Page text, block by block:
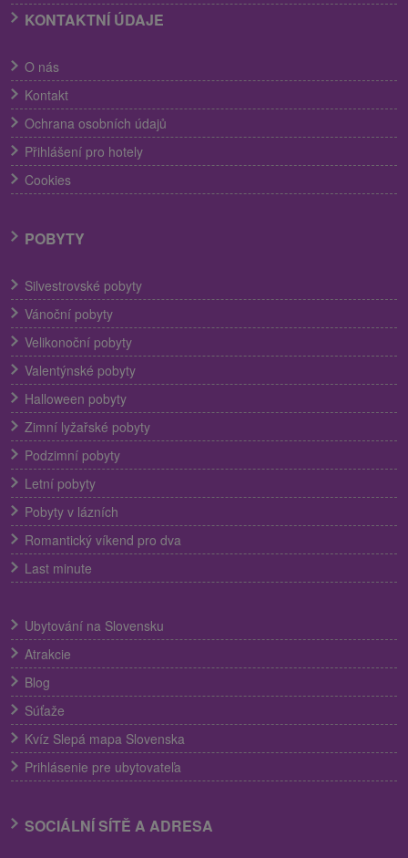
KONTAKTNÍ ÚDAJE
O nás
Kontakt
Ochrana osobních údajů
Přihlášení pro hotely
Cookies
POBYTY
Silvestrovské pobyty
Vánoční pobyty
Velikonoční pobyty
Valentýnské pobyty
Halloween pobyty
Zimní lyžařské pobyty
Podzimní pobyty
Letní pobyty
Pobyty v lázních
Romantický víkend pro dva
Last minute
Ubytování na Slovensku
Atrakcie
Blog
Súťaže
Kvíz Slepá mapa Slovenska
Prihlásenie pre ubytovateľa
SOCIÁLNÍ SÍTĚ A ADRESA